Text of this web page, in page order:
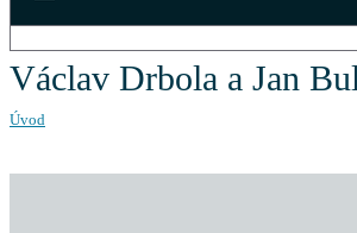
Václav Drbola a Jan
Úvod